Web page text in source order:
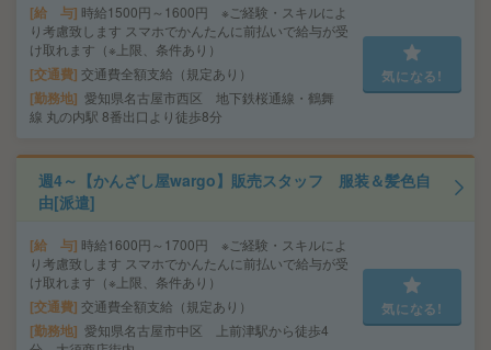
給 与 時給1500円～1600円 ※ご経験・スキルによ
り考慮致します スマホでかんたんに前払いで給与が受
け取れます（※上限、条件あり）
交通費 交通費全額支給（規定あり）
勤務地 愛知県名古屋市西区 地下鉄桜通線・鶴舞
線 丸の内駅 8番出口より徒歩8分
気になる!
週4～【かんざし屋wargo】販売スタッフ 服装＆髪色自
由[派遣]
給 与 時給1600円～1700円 ※ご経験・スキルによ
り考慮致します スマホでかんたんに前払いで給与が受
け取れます（※上限、条件あり）
交通費 交通費全額支給（規定あり）
勤務地 愛知県名古屋市中区 上前津駅から徒歩4
気になる!